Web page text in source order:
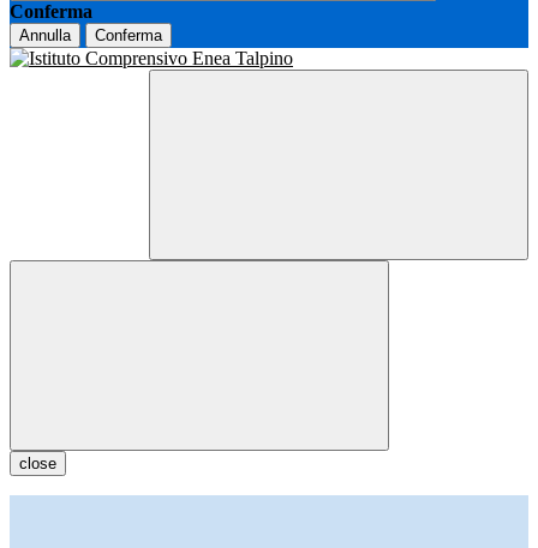
Conferma
Annulla Conferma
close